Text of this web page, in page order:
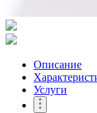
Описание
Услуги